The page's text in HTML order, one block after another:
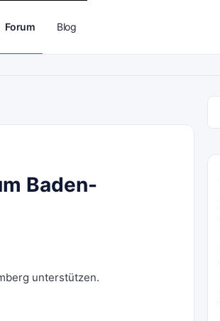
Forum Blog
Baden-
unterstützen.